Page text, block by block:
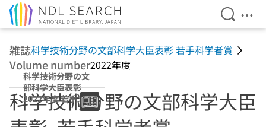
Open
雑誌科学技術分野の文部科学大臣表彰 若手科学者賞
Volume number2022年度
科学技術分野の文
部科学大臣表彰
2022年度 若手科
学者賞
科学技術分野の文部科学大臣